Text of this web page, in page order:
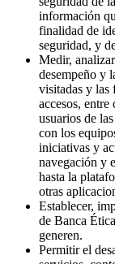
información
finalidad de
seguridad, y
Medir,
desempeño y
visitadas y las
accesos,
usuarios de
con los
iniciativas y
navegación y
hasta la
otras
Establecer,
de Banca
generen.
Permitir el